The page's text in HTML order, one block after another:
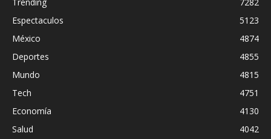
Espectaculos
5123
México
4874
Deportes
4855
Mundo
4815
Tech
4751
Economía
4130
Salud
4042